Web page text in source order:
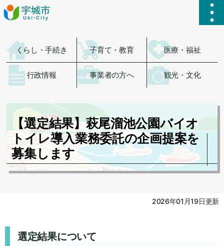
ハ
くらし・手続き 子育て・教育 医療・福祉
行政情報 事業者の方へ 観光・文化
【選定結果】萩尾溜池公園バイオ
トイレ導入業務委託の企画提案を
募集します
2026年01月19日更新
選定結果について